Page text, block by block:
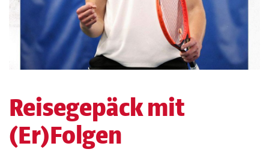
Reisegepäck mit
(Er)Folgen